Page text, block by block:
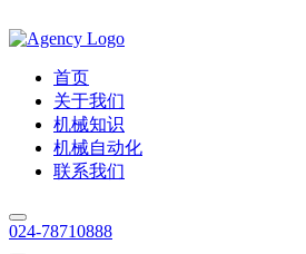
首页
关于我们
机械知识
机械自动化
联系我们
024-78710888